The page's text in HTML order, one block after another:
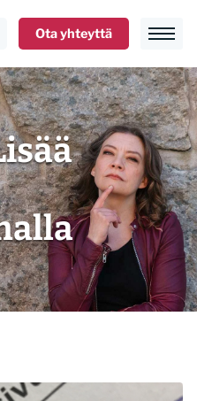
Ota yhteyttä